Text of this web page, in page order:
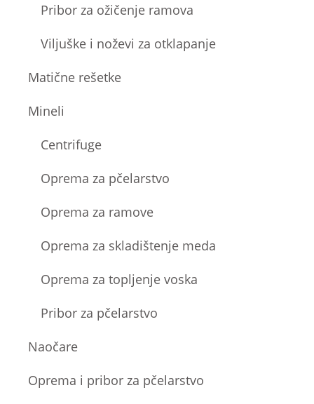
Pribor za ožičenje ramova
Viljuške i noževi za otklapanje
Matične rešetke
Mineli
Centrifuge
Oprema za pčelarstvo
Oprema za ramove
Oprema za skladištenje meda
Oprema za topljenje voska
Pribor za pčelarstvo
Naočare
Oprema i pribor za pčelarstvo